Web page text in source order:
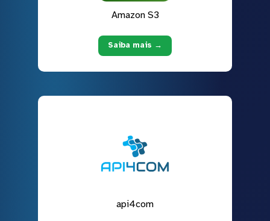
Amazon S3
Saiba mais →
api4com